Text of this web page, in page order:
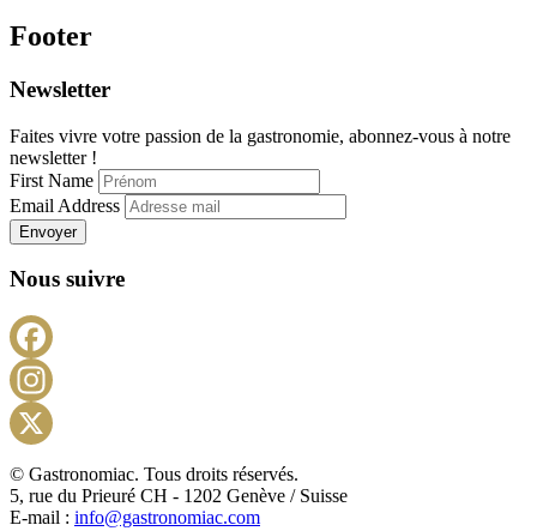
Footer
Newsletter
Faites vivre votre passion de la gastronomie, abonnez-vous à notre
newsletter !
First Name
Email Address
Envoyer
Nous suivre
X
© Gastronomiac. Tous droits réservés.
5, rue du Prieuré CH - 1202 Genève / Suisse
E-mail : info@gastronomiac.com